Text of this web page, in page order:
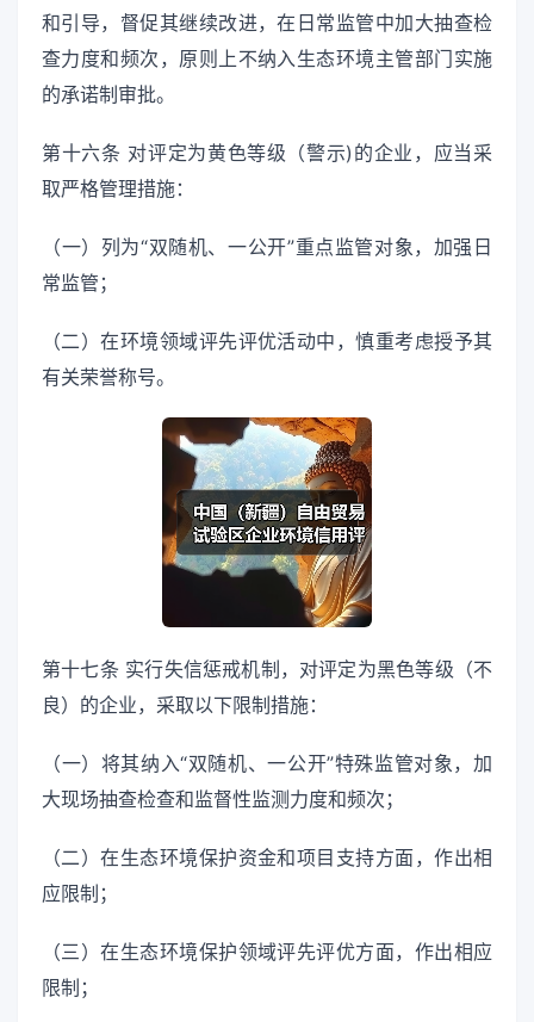
和引导，督促其继续改进，在日常监管中加大抽查检
查力度和频次，原则上不纳入生态环境主管部门实施
的承诺制审批。
第十六条 对评定为黄色等级（警示)的企业，应当采
取严格管理措施：
（一）列为“双随机、一公开”重点监管对象，加强日
常监管；
（二）在环境领域评先评优活动中，慎重考虑授予其
有关荣誉称号。
第十七条 实行失信惩戒机制，对评定为黑色等级（不
良）的企业，采取以下限制措施：
（一）将其纳入“双随机、一公开”特殊监管对象，加
大现场抽查检查和监督性监测力度和频次；
（二）在生态环境保护资金和项目支持方面，作出相
应限制；
（三）在生态环境保护领域评先评优方面，作出相应
限制；